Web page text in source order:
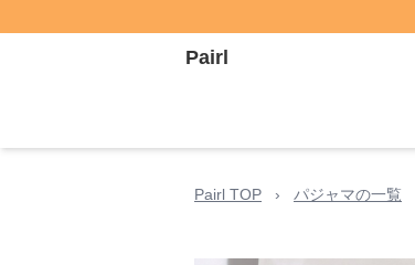
Pairl
Pairl TOP › パジャマの一覧